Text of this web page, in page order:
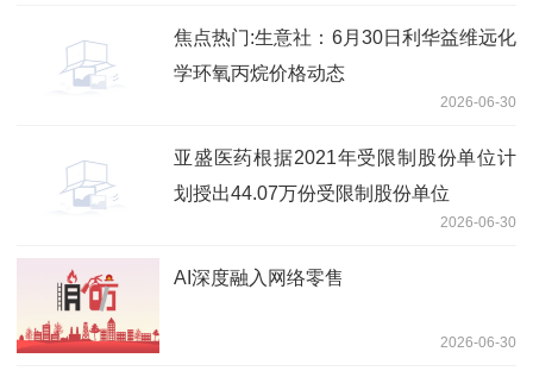
焦点热门:生意社：6月30日利华益维远化
学环氧丙烷价格动态
2026-06-30
亚盛医药根据2021年受限制股份单位计
划授出44.07万份受限制股份单位
2026-06-30
AI深度融入网络零售
2026-06-30